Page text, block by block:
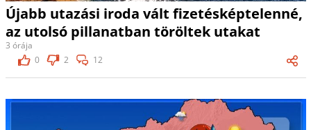
Újabb utazási iroda vált fizetésképtelenné,
az utolsó pillanatban töröltek utakat
3 órája
0
2 12